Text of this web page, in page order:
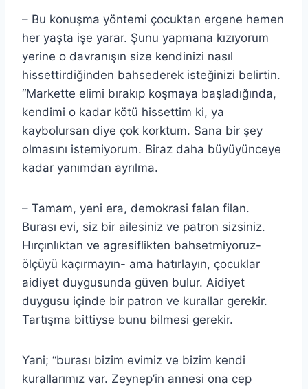
– Bu konuşma yöntemi çocuktan ergene hemen
her yaşta işe yarar. Şunu yapmana kızıyorum
yerine o davranışın size kendinizi nasıl
hissettirdiğinden bahsederek isteğinizi belirtin.
“Markette elimi bırakıp koşmaya başladığında,
kendimi o kadar kötü hissettim ki, ya
kaybolursan diye çok korktum. Sana bir şey
olmasını istemiyorum. Biraz daha büyüyünceye
kadar yanımdan ayrılma.
– Tamam, yeni era, demokrasi falan filan.
Burası evi, siz bir ailesiniz ve patron sizsiniz.
Hırçınlıktan ve agresiflikten bahsetmiyoruz-
ölçüyü kaçırmayın- ama hatırlayın, çocuklar
aidiyet duygusunda güven bulur. Aidiyet
duygusu içinde bir patron ve kurallar gerekir.
Tartışma bittiyse bunu bilmesi gerekir.
Yani; “burası bizim evimiz ve bizim kendi
kurallarımız var. Zeynep’in annesi ona cep